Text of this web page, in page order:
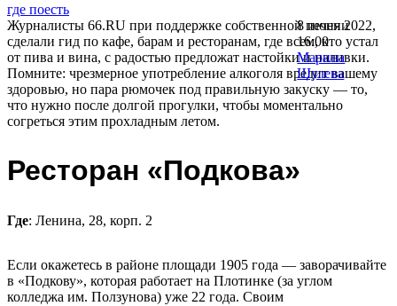
где поесть
8 июня 2022,
16:00
Марина
Шулева
Журналисты 66.RU при поддержке собственной печени
сделали гид по кафе, барам и ресторанам, где всем, кто устал
от пива и вина, с радостью предложат настойки и наливки.
Помните: чрезмерное употребление алкоголя вредит вашему
здоровью, но пара рюмочек под правильную закуску — то,
что нужно после долгой прогулки, чтобы моментально
согреться этим прохладным летом.
Ресторан «Подкова»
Где: Ленина, 28, корп. 2
Если окажетесь в районе площади 1905 года — заворачивайте
в «Подкову», которая работает на Плотинке (за углом
колледжа им. Ползунова) уже 22 года. Своим